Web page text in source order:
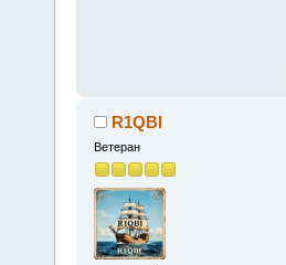
R1QBI
Ветеран